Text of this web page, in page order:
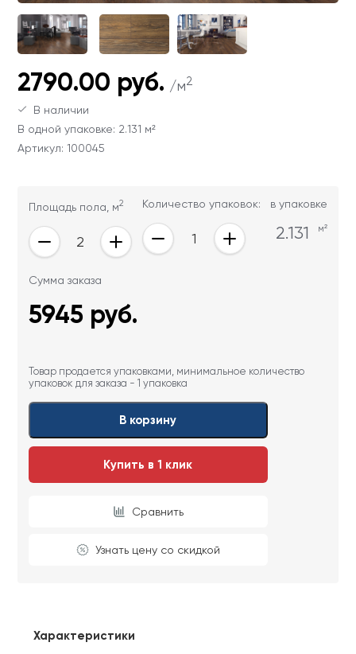
ОТПРАВИТЬ
Ваши данные не будут переданы третьим
лицам
лицам
2790.00 руб. /м2
В наличии
В одной упаковке: 2.131 м²
Артикул: 100045
Площадь пола, м2 Количество упаковок: в упаковке
2.131 м²
Сумма заказа
5945 руб.
Товар продается упаковками, минимальное количество
упаковок для заказа - 1 упаковка
В корзину
Купить в 1 клик
Сравнить
Узнать цену со скидкой
Характеристики